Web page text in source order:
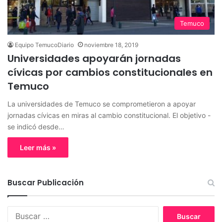
Temuco
Equipo TemucoDiario noviembre 18, 2019
Universidades apoyarán jornadas
cívicas por cambios constitucionales en
Temuco
La universidades de Temuco se comprometieron a apoyar
jornadas cívicas en miras al cambio constitucional. El objetivo -
se indicó desde…
Leer más »
Buscar Publicación